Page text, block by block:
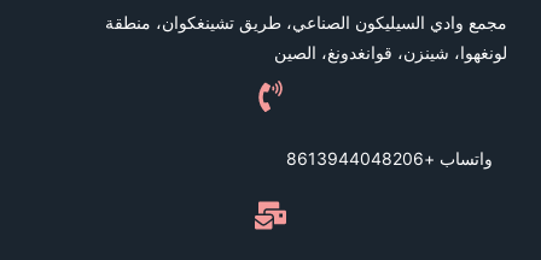
مجمع وادي السيليكون الصناعي، طريق تشينغكوان، منطقة
لونغهوا، شينزن، قوانغدونغ، الصين
واتساب +8613944048206